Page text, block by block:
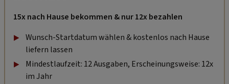
15x nach Hause bekommen & nur 12x bezahlen
Wunsch-Startdatum wählen & kostenlos nach Hause
liefern lassen
Mindestlaufzeit: 12 Ausgaben, Erscheinungsweise: 12x
im Jahr